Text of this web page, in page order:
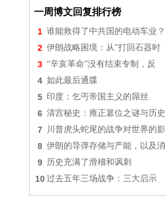
一周博文回复排行榜
1 谁能救得了中共国的电动车业？
2 伊朗战略困境：从"打回石器时
3 “辛亥革命”没有结束专制，反
4 如此最后通牒
5 印度：乞丐帝国主义的屌丝
6 清宫秘史：雍正篡位之谜与历史
7 川普虎头蛇尾的战争对世界的影
8 伊朗的导弹存储与产能，以及消
9 历史充满了滑稽和讽刺
10 过去五年三场战争：三大启示